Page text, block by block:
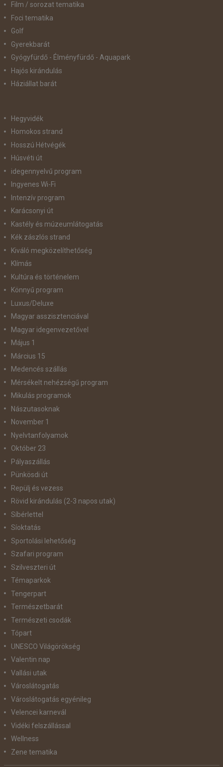
Film / sorozat tematika
Foci tematika
Golf
Gyerekbarát
Gyógyfürdő - Élményfürdő - Aquapark
Hajós kirándulás
Háziállat barát
Hegyvidék
Homokos strand
Hosszú Hétvégék
Húsvéti út
idegennyelvű program
Ingyenes Wi-Fi
Intenzív program
Karácsonyi út
Kastély és múzeumlátogatás
Kék zászlós strand
Kiváló megközelíthetőség
Klímás
Kultúra és történelem
Könnyű program
Luxus/Deluxe
Magyar asszisztenciával
Magyar idegenvezetővel
Május 1
Március 15
Medencés szállás
Mérsékelt nehézségű program
Mikulás programok
Nászutasoknak
November 1
Nyelvtanfolyamok
Október 23
Pályaszállás
Pünkösdi út
Repülj és vezess
Rövid kirándulás (2-3 napos utak)
Síbérlettel
Síoktatás
Sportolási lehetőség
Szafari program
Szilveszteri út
Témaparkok
Tengerpart
Természetbarát
Természeti csodák
Tópart
UNESCO Világörökség
Valentin nap
Vallási utak
Városlátogatás
Városlátogatás egyénileg
Velencei karnevál
Vidéki felszállással
Wellness
Zene tematika